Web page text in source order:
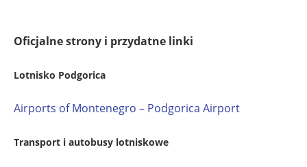
Oficjalne strony i przydatne linki
Lotnisko Podgorica
Airports of Montenegro – Podgorica Airport
Transport i autobusy lotniskowe